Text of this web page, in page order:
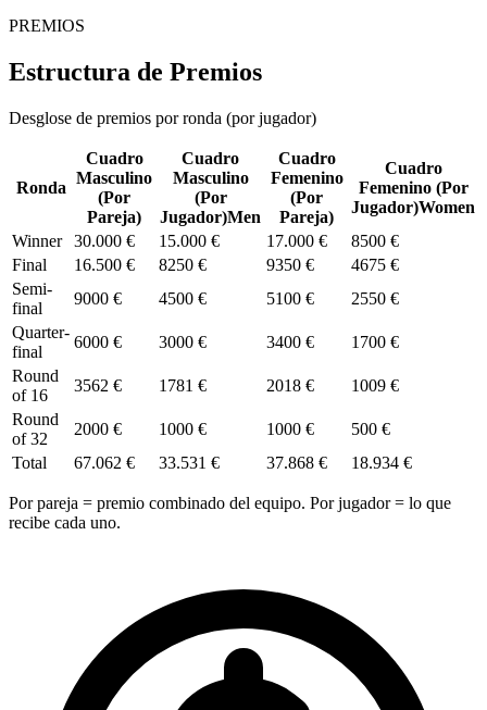
PREMIOS
Estructura de Premios
Desglose de premios por ronda (por jugador)
Ronda
Cuadro
Masculino
(Por
Pareja)
Cuadro
Masculino
(Por
Jugador)Men
Cuadro
Femenino
(Por
Pareja)
Cuadro
Femenino(Por
Jugador)Women
Winner
30.000 € 15.000 € 17.000 €
8500 €
Final
16.500 € 8250 € 9350 €
4675 €
Semi-
final
9000 € 4500 € 5100 €
2550 €
Quarter-
final
6000 € 3000 € 3400 €
1700 €
Round
of 16
3562 € 1781 € 2018 €
1009 €
Round
of 32
2000 € 1000 € 1000 €
500 €
Total
67.062 € 33.531 € 37.868 € 18.934 €
Por pareja = premio combinado del equipo. Por jugador = lo que
recibe cada uno.